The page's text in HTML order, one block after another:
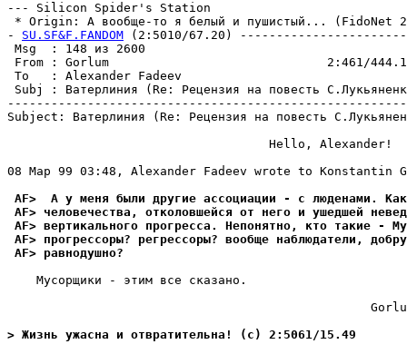
--- Silicon Spider's Station
* Origin: А вообще-то я белый и пушистый... (FidoNet
- SU.SF&F.FANDOM (2:5010/67.20)
Msg  : 148
From : Gorlum                              2:461/444.13
To   : Alexander Fadeev
Subj : Ватерлиния (Re: Рецензия на повесть
Subject: Ватерлиния (Re: Рецензия на повесть
                                    Hello, Alexander!
08 Мар 99 03:48, Alexander Fadeev wrote to Konstantin
AF>  А у меня были другие ассоциации - с люденами.
AF> человечества, отколовшейся от него и ушедшей
AF> вертикального прогресса. Hепонятно, кто такие -
AF> прогрессоры? регрессоры? вообще наблюдатели,
AF> равнодушно?
    Мусорщики - этим все сказано.
> Жизнь ужасна и отвратительна! (c) 2:5061/15.49